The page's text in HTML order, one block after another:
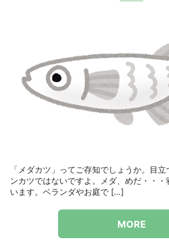
「メダカツ」ってご存知でしょうか。目
ンカツではないですよ。メダ、めだ・・
います。ベランダやお庭で […]
MORE